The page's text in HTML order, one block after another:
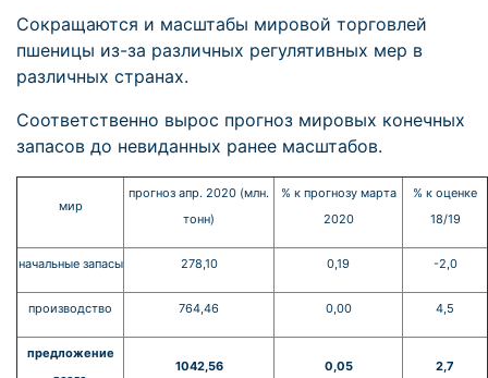
Сокращаются и масштабы мировой торговлей
пшеницы из-за различных регулятивных мер в
различных странах.
Соответственно вырос прогноз мировых конечных
запасов до невиданных ранее масштабов.
мир
прогноз апр. 2020 (млн.
тонн)
% к прогнозу марта
2020
% к оценке
18/19
начальные запасы 278,10 0,19 -2,0
производство 764,46 0,00 4,5
предложение
1042,56 0,05 2,7